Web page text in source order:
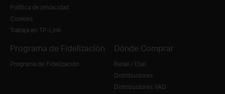
Política de privacidad
Cookies
Trabaja en TP-Link
Programa de Fidelización
Programa de Fidelización
Dónde Comprar
Retail / Etail
Distribuidores
Distribuidores VAD